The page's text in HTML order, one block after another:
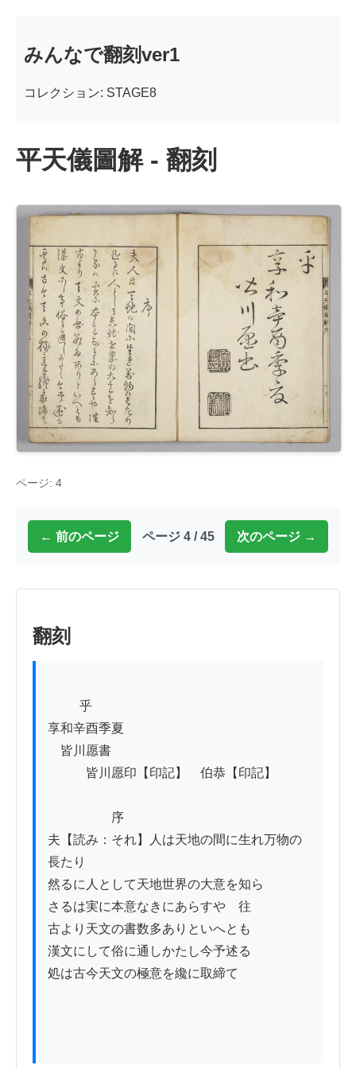
みんなで翻刻ver1
コレクション: STAGE8
平天儀圖解 - 翻刻
ページ: 4
← 前のページ ページ 4 / 45 次のページ →
翻刻
享和辛酉季夏
皆川愿書
皆川愿印【印記】　伯恭【印記】
序
夫【読み：それ】人は天地の間に生れ万物の
長たり
然るに人として天地世界の大意を知ら
さるは実に本意なきにあらすや　往
古より天文の書数多ありといへとも
漢文にして俗に通しかたし今予述る
処は古今天文の極意を纔に取締て